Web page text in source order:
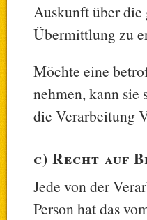
Auskunft über die
Übermittlung zu
Möchte eine
nehmen, kann
die Verarbeitung
c) Recht auf
Jede von der
Person hat das